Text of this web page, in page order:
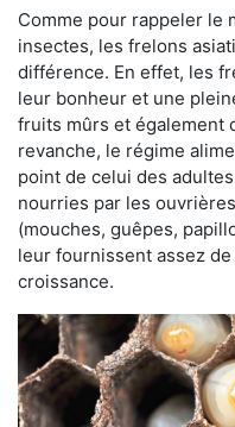
Comme pour rappeler le
insectes, les frelons
différence. En effet, les
leur bonheur et une
fruits mûrs et également
revanche, le régime
point de celui des
nourries par les
(mouches, guêpes,
leur fournissent assez
croissance.